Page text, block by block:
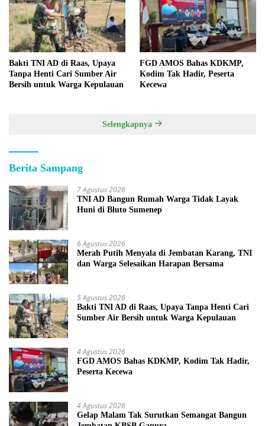
Bakti TNI AD di Raas, Upaya
Tanpa Henti Cari Sumber Air
Bersih untuk Warga Kepulauan
FGD AMOS Bahas KDKMP,
Kodim Tak Hadir, Peserta
Kecewa
Selengkapnya
Berita Sampang
7 Agustus 2026
TNI AD Bangun Rumah Warga Tidak Layak
Huni di Bluto Sumenep
6 Agustus 2026
Merah Putih Menyala di Jembatan Karang, TNI
dan Warga Selesaikan Harapan Bersama
5 Agustus 2026
Bakti TNI AD di Raas, Upaya Tanpa Henti Cari
Sumber Air Bersih untuk Warga Kepulauan
4 Agustus 2026
FGD AMOS Bahas KDKMP, Kodim Tak Hadir,
Peserta Kecewa
4 Agustus 2026
Gelap Malam Tak Surutkan Semangat Bangun